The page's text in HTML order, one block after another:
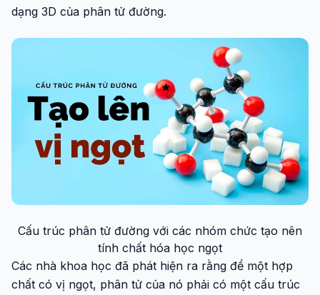
dạng 3D của phân tử đường.
Cấu trúc phân tử đường với các nhóm chức tạo nên
tính chất hóa học ngọt
Các nhà khoa học đã phát hiện ra rằng để một hợp
chất có vị ngọt, phân tử của nó phải có một cấu trúc